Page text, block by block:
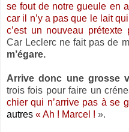
se fout de notre gueule en
car il n’y a pas que le lait
c’est un nouveau prétexte
Car Leclerc ne fait pas de
m’égare.
Arrive donc une grosse
trois fois pour faire un
chier qui n’arrive pas à se
autres « Ah ! Marcel ! ».